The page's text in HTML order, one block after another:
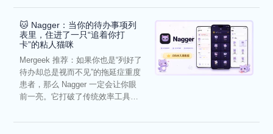
🐱 Nagger：当你的待办事项列
表里，住进了一只“追着你打
卡”的粘人猫咪
Mergeek 推荐：如果你也是“列好了
待办却总是视而不见”的拖延症重度
患者，那么 Nagger 一定会让你眼
前一亮。它打破了传统效率工具冰